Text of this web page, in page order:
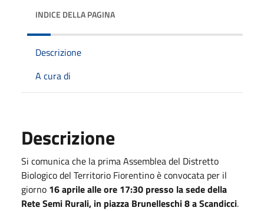
INDICE DELLA PAGINA
Descrizione
A cura di
Descrizione
Si comunica che la prima Assemblea del Distretto
Biologico del Territorio Fiorentino è convocata per il
giorno 16 aprile alle ore 17:30 presso la sede della
Rete Semi Rurali, in piazza Brunelleschi 8 a Scandicci.